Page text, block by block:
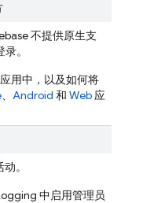
不提供原生支
。
用中，以及如何将
、 Android 和 Web 应
。
中启用管理员